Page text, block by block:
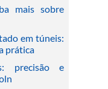
mais sobre
em túneis:
prática
precisão e